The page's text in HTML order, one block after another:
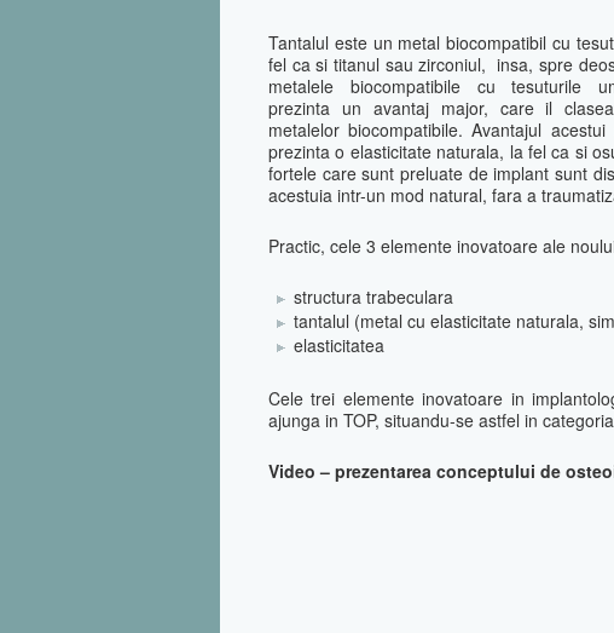
Tantalul este un metal biocompatibil cu
fel ca si titanul sau zirconiul, insa, spre
metalele biocompatibile cu tesuturile
prezinta un avantaj major, care il
metalelor biocompatibile. Avantajul
prezinta o elasticitate naturala, la fel ca si
fortele care sunt preluate de implant sunt
acestuia intr-un mod natural, fara a
Practic, cele 3 elemente inovatoare ale
structura trabeculara
tantalul (metal cu elasticitate naturala,
elasticitatea
Cele trei elemente inovatoare in
ajunga in TOP, situandu-se astfel in
Video – prezentarea conceptului de